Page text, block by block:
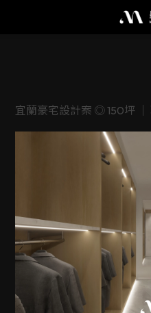
宜蘭豪宅設計案 ◎ 150坪 ｜